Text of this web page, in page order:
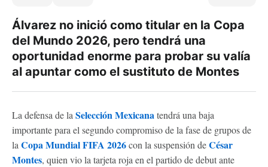
Álvarez no inició como titular en la Copa
del Mundo 2026, pero tendrá una
oportunidad enorme para probar su valía
al apuntar como el sustituto de Montes
La defensa de la Selección Mexicanatendrá una baja
importante para el segundo compromiso de la fase de grupos de
la Copa Mundial FIFA 2026con la suspensión deCésar
Montes, quien vio la tarjeta roja en el partido de debut ante